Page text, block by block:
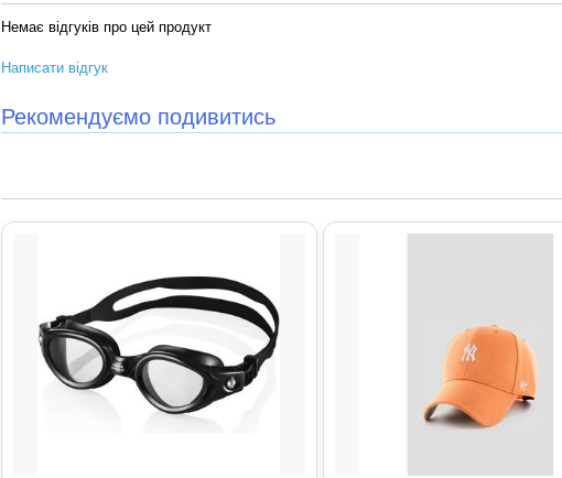
Немає відгуків про цей продукт
Написати відгук
Рекомендуємо подивитись